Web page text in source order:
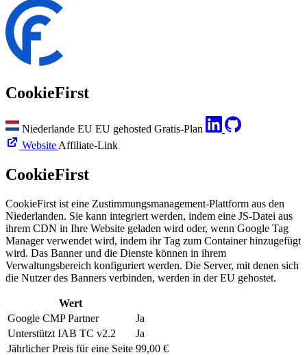
CookieFirst
Niederlande EU EU gehosted Gratis-Plan
Website Affiliate-Link
CookieFirst
CookieFirst ist eine Zustimmungsmanagement-Plattform aus den
Niederlanden. Sie kann integriert werden, indem eine JS-Datei aus
ihrem CDN in Ihre Website geladen wird oder, wenn Google Tag
Manager verwendet wird, indem ihr Tag zum Container hinzugefügt
wird. Das Banner und die Dienste können in ihrem
Verwaltungsbereich konfiguriert werden. Die Server, mit denen sich
die Nutzer des Banners verbinden, werden in der EU gehostet.
Wert
Google CMP Partner
Ja
Unterstützt IAB TC v2.2
Ja
Jährlicher Preis für eine Seite 99,00 €